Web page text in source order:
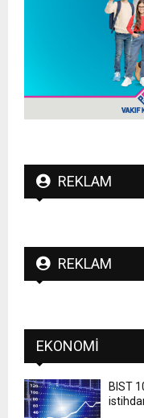
REKLAM
REKLAM
EKONOMI
BIST